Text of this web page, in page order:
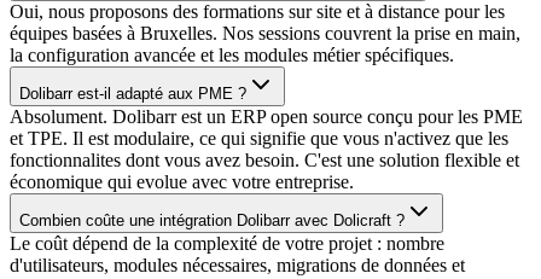
Oui, nous proposons des formations sur site et à distance pour les
équipes basées à Bruxelles. Nos sessions couvrent la prise en main,
la configuration avancée et les modules métier spécifiques.
Dolibarr est-il adapté aux PME ?
Absolument. Dolibarr est un ERP open source conçu pour les PME
et TPE. Il est modulaire, ce qui signifie que vous n'activez que les
fonctionnalites dont vous avez besoin. C'est une solution flexible et
économique qui evolue avec votre entreprise.
Combien coûte une intégration Dolibarr avec Dolicraft ?
Le coût dépend de la complexité de votre projet : nombre
d'utilisateurs, modules nécessaires, migrations de données et